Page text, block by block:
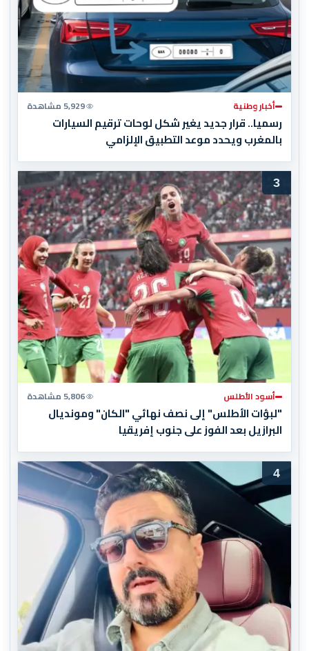
أخبار وطنية 5,929 مشاهدة
رسميا.. قرار جديد يغير شكل لوحات ترقيم السيارات
بالمغرب ويحدد موعد التطبيق الإلزامي
3
أسود الأطلس 5,806 مشاهدة
"لبؤات الأطلس" إلى نصف نهائي "الكان" ومونديال
البرازيل بعد الفوز على جنوب إفريقيا
4